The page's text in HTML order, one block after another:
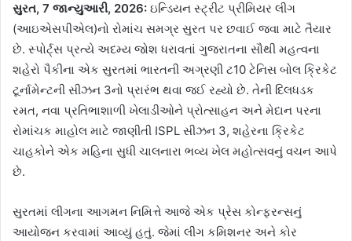
સુરત, 7 જાન્યુઆરી, 2026: ઇન્ડિયન સ્ટ્રીટ પ્રીમિયર લીગ
(આઇએસપીએલ)નો રોમાંચ સમગ્ર સુરત પર છવાઈ જવા માટે તૈયાર
છે. સ્પોર્ટ્સ પ્રત્યે અદમ્ય જોશ ધરાવતાં ગુજરાતના સૌથી મહત્વના
શહેરો પૈકીના એક સુરતમાં ભારતની અગ્રણી ટ10 ટેનિસ બોલ ક્રિકેટ
ટૂર્નામેન્ટની સીઝન 3નો પ્રારંભ થવા જઈ રહ્યો છે. તેની દિલધડક
રમત, નવા પ્રતિભાશાળી ખેલાડીઓને પ્રોત્સાહન અને મેદાન પરના
રોમાંચક માહોલ માટે જાણીતી ISPL સીઝન 3, શહેરના ક્રિકેટ
ચાહકોને એક મહિના સુધી ચાલનારા ભવ્ય ખેલ મહોત્સવનું વચન આપે
છે.
સુરતમાં લીગના આગમન નિમિત્તે આજે એક પ્રેસ કોન્ફરન્સનું
આયોજન કરવામાં આવ્યું હતું. જેમાં લીગ કમિશનર અને કોર